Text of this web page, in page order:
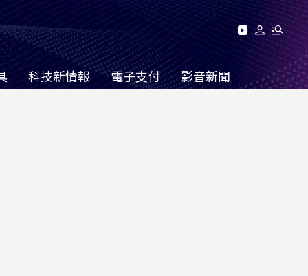
科技新情報 電子支付 影音新聞